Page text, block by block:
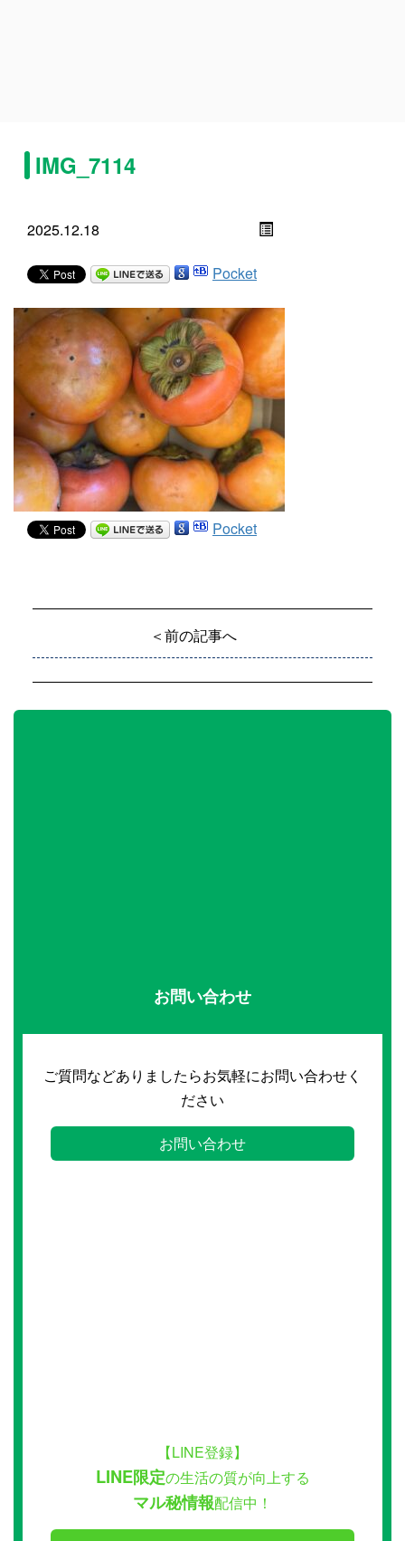
IMG_7114
2025.12.18
Pocket
Pocket
＜前の記事へ
お問い合わせ
ご質問などありましたらお気軽にお問い合わせく
ださい
お問い合わせ
【LINE登録】
LINE限定の生活の質が向上する
マル秘情報配信中！